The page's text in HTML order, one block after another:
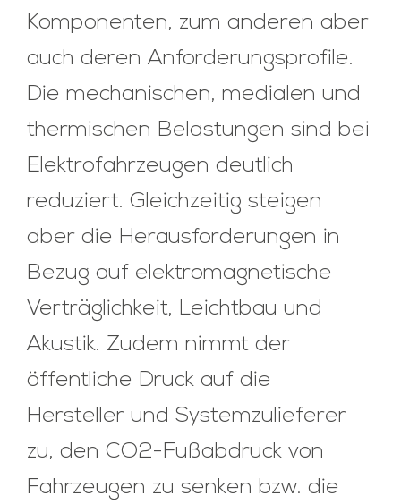
Komponenten, zum anderen aber
auch deren Anforderungsprofile.
Die mechanischen, medialen und
thermischen Belastungen sind bei
Elektrofahrzeugen deutlich
reduziert. Gleichzeitig steigen
aber die Herausforderungen in
Bezug auf elektromagnetische
Verträglichkeit, Leichtbau und
Akustik. Zudem nimmt der
öffentliche Druck auf die
Hersteller und Systemzulieferer
zu, den CO2-Fußabdruck von
Fahrzeugen zu senken bzw. die